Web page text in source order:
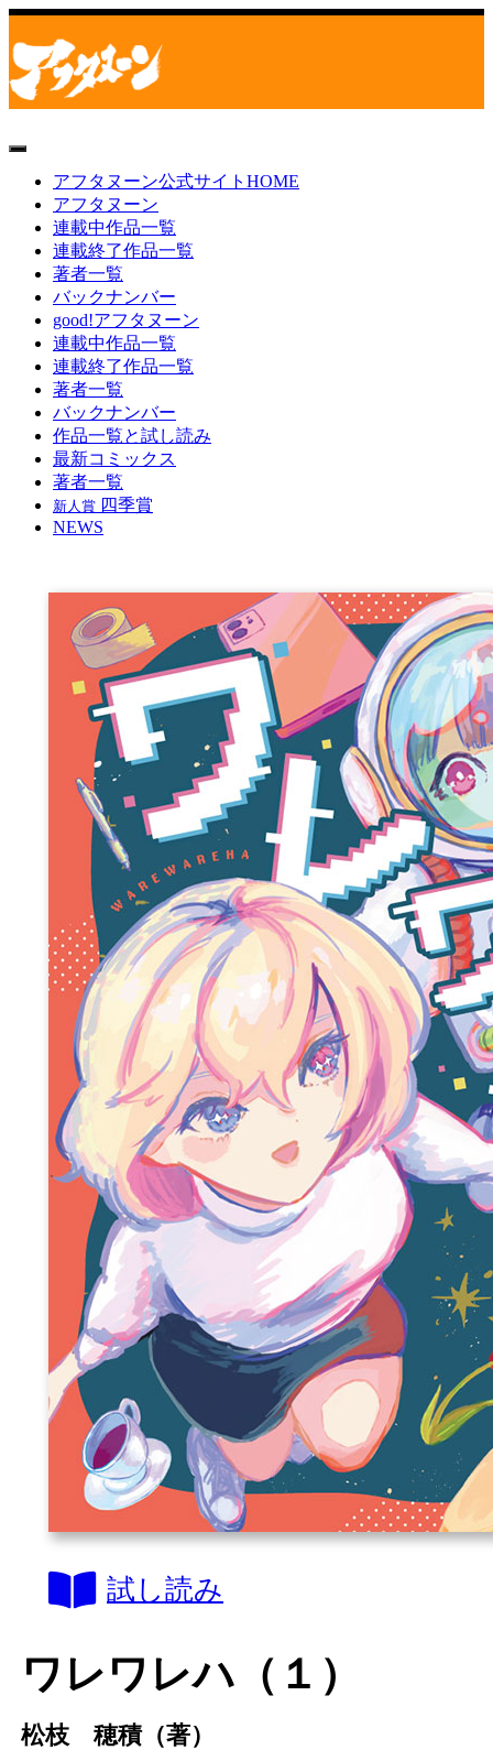
toggle
navigationアフタヌーン公式サイトHOME
アフタヌーン
連載中作品一覧
連載終了作品一覧
著者一覧
バックナンバー
good!アフタヌーン
連載中作品一覧
連載終了作品一覧
著者一覧
バックナンバー
作品一覧と試し読み
最新コミックス
著者一覧
新人賞 四季賞
NEWS
試し読み
ワレワレハ（１）
松枝 穂積（著）